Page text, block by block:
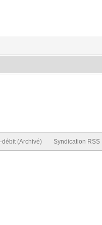
débit (Archivé) Syndication RSS